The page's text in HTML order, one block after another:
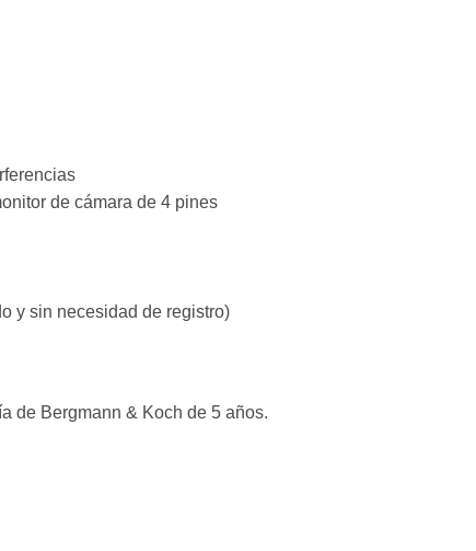
de cámara de 4 pines
y sin necesidad de registro)
de Bergmann & Koch de 5 años.